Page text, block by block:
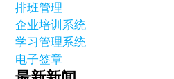
排班管理
企业培训系统
学习管理系统
电子签章